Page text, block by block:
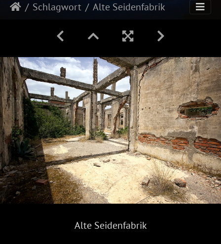
Schlagwort Alte Seidenfabrik
Alte Seidenfabrik